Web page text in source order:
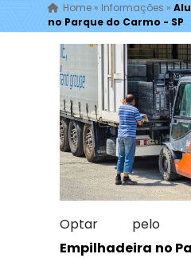
Home» Informações »
no Parque do Carmo - SP
Optar
Empilhadeira no